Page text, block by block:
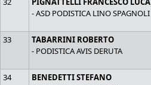
- ASD PODISTICA LINO SPAGNOLI
33
TABARRINI ROBERTO
- PODISTICA AVIS DERUTA
34
BENEDETTI STEFANO